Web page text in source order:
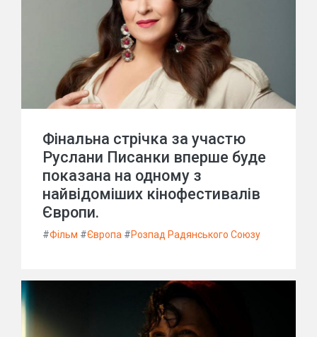
Фінальна стрічка за участю
Руслани Писанки вперше буде
показана на одному з
найвідоміших кінофестивалів
Європи.
#Фільм #Європа #Розпад Радянського Союзу